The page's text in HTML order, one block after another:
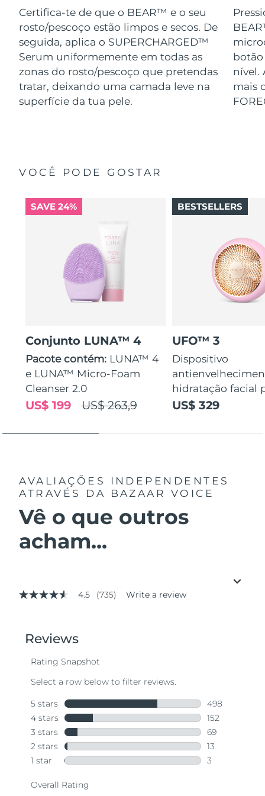
Certifica-te de que o BEAR™ e o seu
rosto/pescoço estão limpos e secos. De
seguida, aplica o SUPERCHARGED™
Serum uniformemente em todas as
zonas do rosto/pescoço que pretendas
tratar, deixando uma camada leve na
superfície da tua pele.
nível.
mais
VOCÊ PODE GOSTAR
SAVE 24%
Conjunto LUNA™ 4
Pacote contém: LUNA™ 4
e LUNA™ Micro-Foam
Cleanser 2.0
US$ 263,9
US$ 199
UFO™ 3
Dispositivo
hidratação facial
US$ 329
BESTSELLERS
AVALIAÇÕES INDEPENDENTES
ATRAVÉS DA BAZAAR VOICE
Vê o que outros
acham...
4.5
stars,
average
value.
735
Same
page
link.
4.5 (735) Write a review